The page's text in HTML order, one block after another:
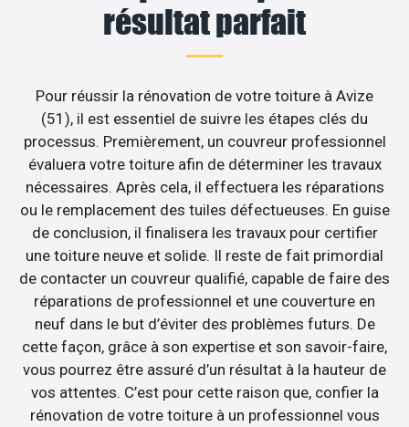
résultat parfait
Pour réussir la rénovation de votre toiture à Avize
(51), il est essentiel de suivre les étapes clés du
processus. Premièrement, un couvreur professionnel
évaluera votre toiture afin de déterminer les travaux
nécessaires. Après cela, il effectuera les réparations
ou le remplacement des tuiles défectueuses. En guise
de conclusion, il finalisera les travaux pour certifier
une toiture neuve et solide. Il reste de fait primordial
de contacter un couvreur qualifié, capable de faire des
réparations de professionnel et une couverture en
neuf dans le but d’éviter des problèmes futurs. De
cette façon, grâce à son expertise et son savoir-faire,
vous pourrez être assuré d’un résultat à la hauteur de
vos attentes. C’est pour cette raison que, confier la
rénovation de votre toiture à un professionnel vous